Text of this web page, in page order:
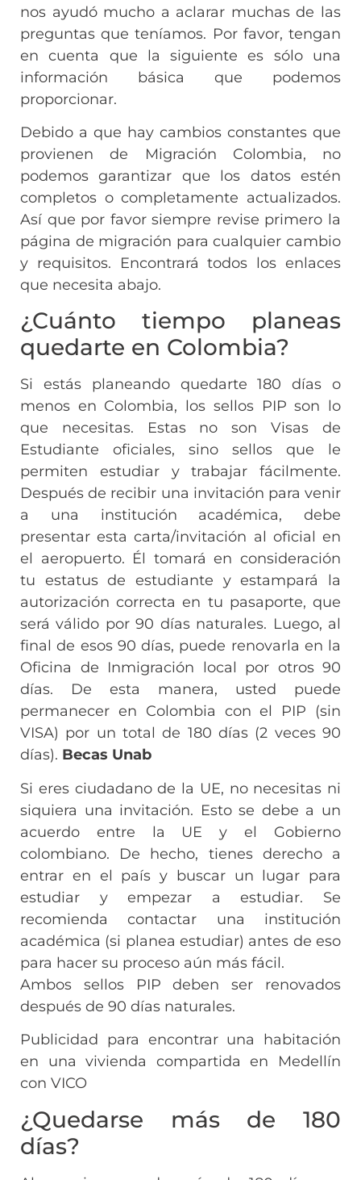
nos ayudó mucho a aclarar muchas de las
preguntas que teníamos. Por favor, tengan
en cuenta que la siguiente es sólo una
información básica que podemos
proporcionar.
Debido a que hay cambios constantes que
provienen de Migración Colombia, no
podemos garantizar que los datos estén
completos o completamente actualizados.
Así que por favor siempre revise primero la
página de migración para cualquier cambio
y requisitos. Encontrará todos los enlaces
que necesita abajo.
¿Cuánto tiempo planeas
quedarte en Colombia?
Si estás planeando quedarte 180 días o
menos en Colombia, los sellos PIP son lo
que necesitas. Estas no son Visas de
Estudiante oficiales, sino sellos que le
permiten estudiar y trabajar fácilmente.
Después de recibir una invitación para venir
a una institución académica, debe
presentar esta carta/invitación al oficial en
el aeropuerto. Él tomará en consideración
tu estatus de estudiante y estampará la
autorización correcta en tu pasaporte, que
será válido por 90 días naturales. Luego, al
final de esos 90 días, puede renovarla en la
Oficina de Inmigración local por otros 90
días. De esta manera, usted puede
permanecer en Colombia con el PIP (sin
VISA) por un total de 180 días (2 veces 90
días). Becas Unab
Si eres ciudadano de la UE, no necesitas ni
siquiera una invitación. Esto se debe a un
acuerdo entre la UE y el Gobierno
colombiano. De hecho, tienes derecho a
entrar en el país y buscar un lugar para
estudiar y empezar a estudiar. Se
recomienda contactar una institución
académica (si planea estudiar) antes de eso
para hacer su proceso aún más fácil.
Ambos sellos PIP deben ser renovados
después de 90 días naturales.
Publicidad para encontrar una habitación
en una vivienda compartida en Medellín
con VICO
¿Quedarse más de 180
días?